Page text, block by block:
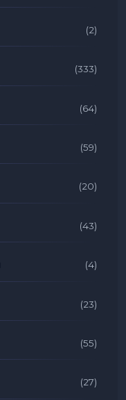
(2)
(333)
(64)
(59)
(20)
(43)
(4)
(23)
(55)
(27)